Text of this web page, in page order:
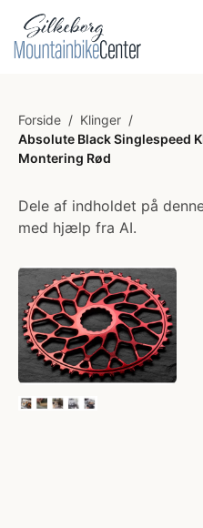
Forside / Klinger /
Absolute Black Singlespeed
Montering Rød
Dele af indholdet på
med hjælp fra AI.